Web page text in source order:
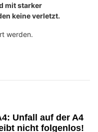
mit starker
keine verletzt.
werden.
Unfall auf der A4
nicht folgenlos!